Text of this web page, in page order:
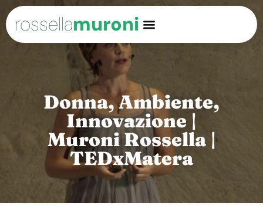
rossellamuroni
Donna, Ambiente,
Innovazione |
Muroni Rossella |
TEDxMatera